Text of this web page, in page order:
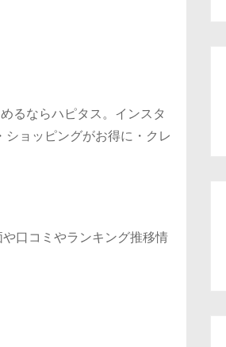
るならハピタス。インスタ
ョッピングがお得に・クレ
口コミやランキング推移情